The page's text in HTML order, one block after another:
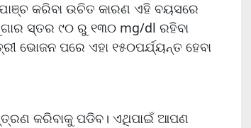
କରିବା ଉଚିତ କାରଣ ଏହି ବୟସରେ
ସ୍ତର ୯୦ ରୁ ୧୩୦ mg/dl ରହିବା
ଭୋଜନ ପରେ ଏହା ୧୫୦ପର୍ଯ୍ୟନ୍ତ ହେବା
କରିବାକୁ ପଡିବ। ଏଥିପାଇଁ ଆପଣ